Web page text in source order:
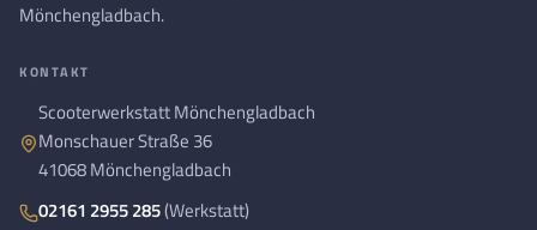
Mönchengladbach.
KONTAKT
Scooterwerkstatt Mönchengladbach
Monschauer Straße 36
41068 Mönchengladbach
02161 2955 285(Werkstatt)